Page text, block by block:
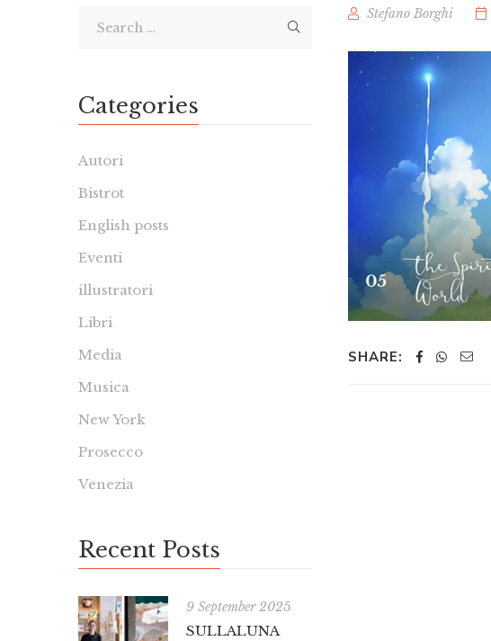
Stefano Borghi
SHARE:
Categories
Autori
Bistrot
English posts
Eventi
illustratori
Libri
Media
Musica
New York
Prosecco
Venezia
Recent Posts
9 September 2025
SULLALUNA